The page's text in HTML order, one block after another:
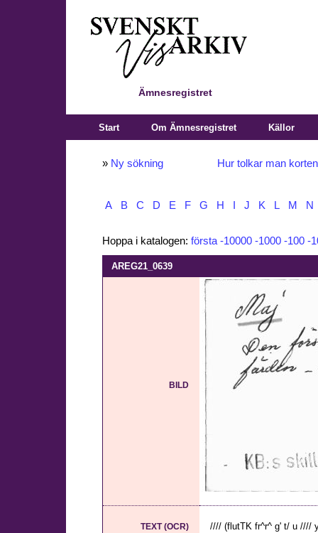
Ämnesregistret
Start Om Ämnesregistret Källor
» Ny sökning Hur tolkar man
A B C D E F G H J K L M N
Hoppa i katalogen: första -10000 -1000 -100 -
AREG21_0639
BILD
TEXT (OCR) //// (flutTK fr^r^ g' t/ u ////